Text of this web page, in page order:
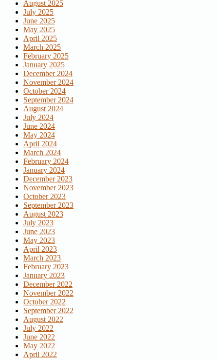
August 2025
July 2025
June 2025
May 2025
April 2025
March 2025
February 2025
January 2025
December 2024
November 2024
October 2024
September 2024
August 2024
July 2024
June 2024
May 2024
April 2024
March 2024
February 2024
January 2024
December 2023
November 2023
October 2023
September 2023
August 2023
July 2023
June 2023
May 2023
April 2023
March 2023
February 2023
January 2023
December 2022
November 2022
October 2022
September 2022
August 2022
July 2022
June 2022
May 2022
April 2022